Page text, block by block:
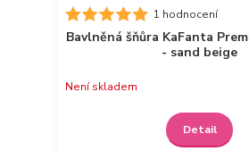
1 hodnocení
Bavlněná šňůra KaFanta
- sand beige
Není skladem
Detail